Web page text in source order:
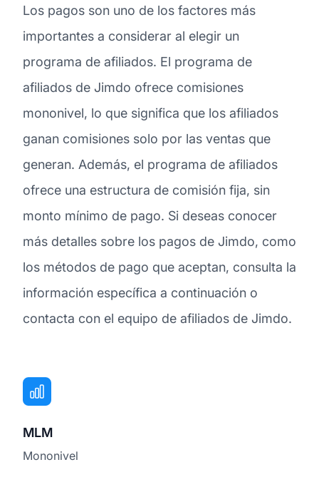
Los pagos son uno de los factores más
importantes a considerar al elegir un
programa de afiliados. El programa de
afiliados de Jimdo ofrece comisiones
mononivel, lo que significa que los afiliados
ganan comisiones solo por las ventas que
generan. Además, el programa de afiliados
ofrece una estructura de comisión fija, sin
monto mínimo de pago. Si deseas conocer
más detalles sobre los pagos de Jimdo, como
los métodos de pago que aceptan, consulta la
información específica a continuación o
contacta con el equipo de afiliados de Jimdo.
MLM
Mononivel